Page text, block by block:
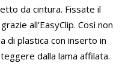
da cintura. Fissate il
all’EasyClip. Così non
di plastica con inserto in
dalla lama affilata.